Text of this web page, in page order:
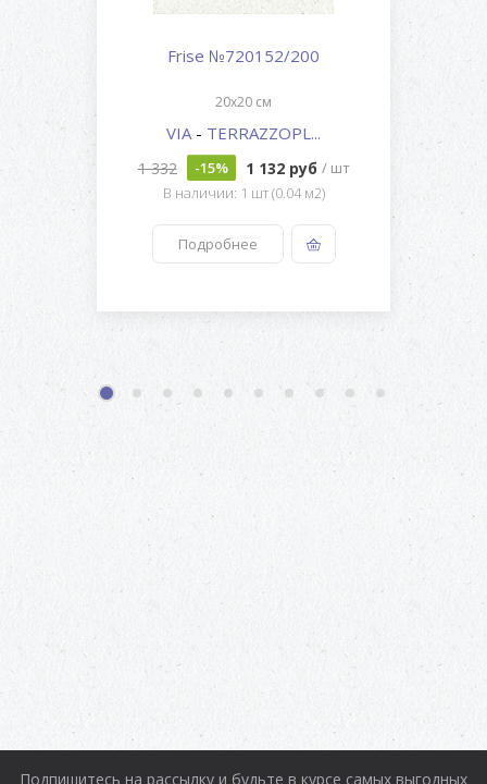
Frise №720152/200
20x20 см
VIA - TERRAZZOPL...
1 332 -15% 1 132 руб / шт
В наличии: 1 шт (0.04 м2)
Подробнее
1 2 3 4 5 6 7 8 9 10
Подпишитесь на рассылку и будьте в курсе самых выгодных